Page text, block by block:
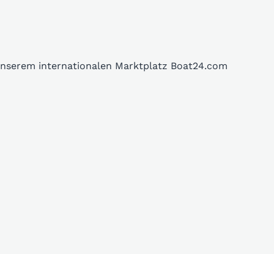
internationalen Marktplatz Boat24.com